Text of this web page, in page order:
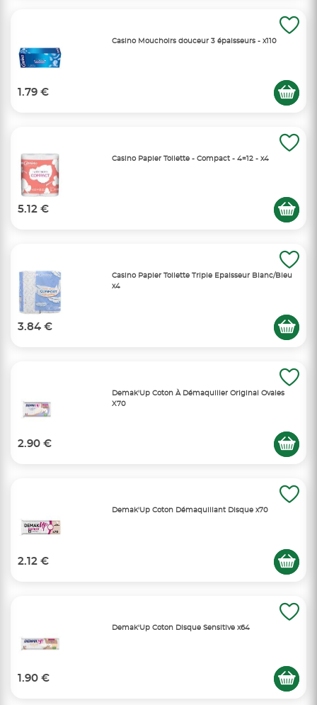
Casino Mouchoirs douceur 3 épaisseurs - x110
1.79 €
Casino Papier Toilette - Compact - 4=12 - x4
5.12 €
Casino Papier Toilette Triple Epaisseur Blanc/Bleu
x4
3.84 €
Demak'Up Coton À Démaquiller Original Ovales
X70
2.90 €
Demak'Up Coton Démaquillant Disque x70
2.12 €
Demak'Up Coton Disque Sensitive x64
1.90 €